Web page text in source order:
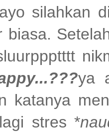
ayo silahkan
biasa.
ya
katanya
stres *